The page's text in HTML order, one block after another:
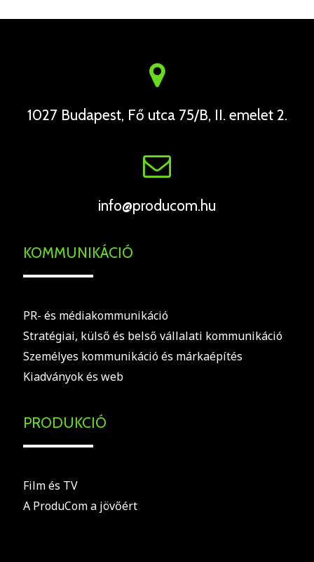
1027 Budapest, Fő utca 75/B, II. emelet 2.
info@producom.hu
KOMMUNIKÁCIÓ
PR- és médiakommunikáció
Stratégiai, külső és belső vállalati kommunikáció
Személyes kommunikáció és márkaépítés
Kiadványok és web
PRODUKCIÓ
Film és TV
A ProduCom a jövőért